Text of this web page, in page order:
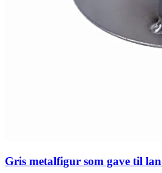
Gris metalfigur som gave til